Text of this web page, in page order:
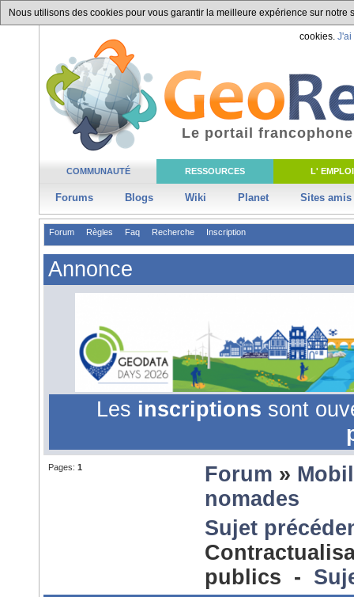
Nous utilisons des cookies pour vous garantir la meilleure expérience sur
cookies. J'ai
COMMUNAUTÉ RESSOURCES L' EMPLOI
Forums Blogs Wiki Planet Sites amis
Le portail
Forum Règles Faq Recherche Inscription
Annonce
Les inscriptions sont
Pages: 1 Forum »
nomades
Sujet
publics -